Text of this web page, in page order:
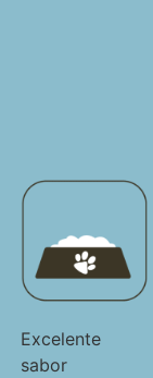
Excelente
sabor